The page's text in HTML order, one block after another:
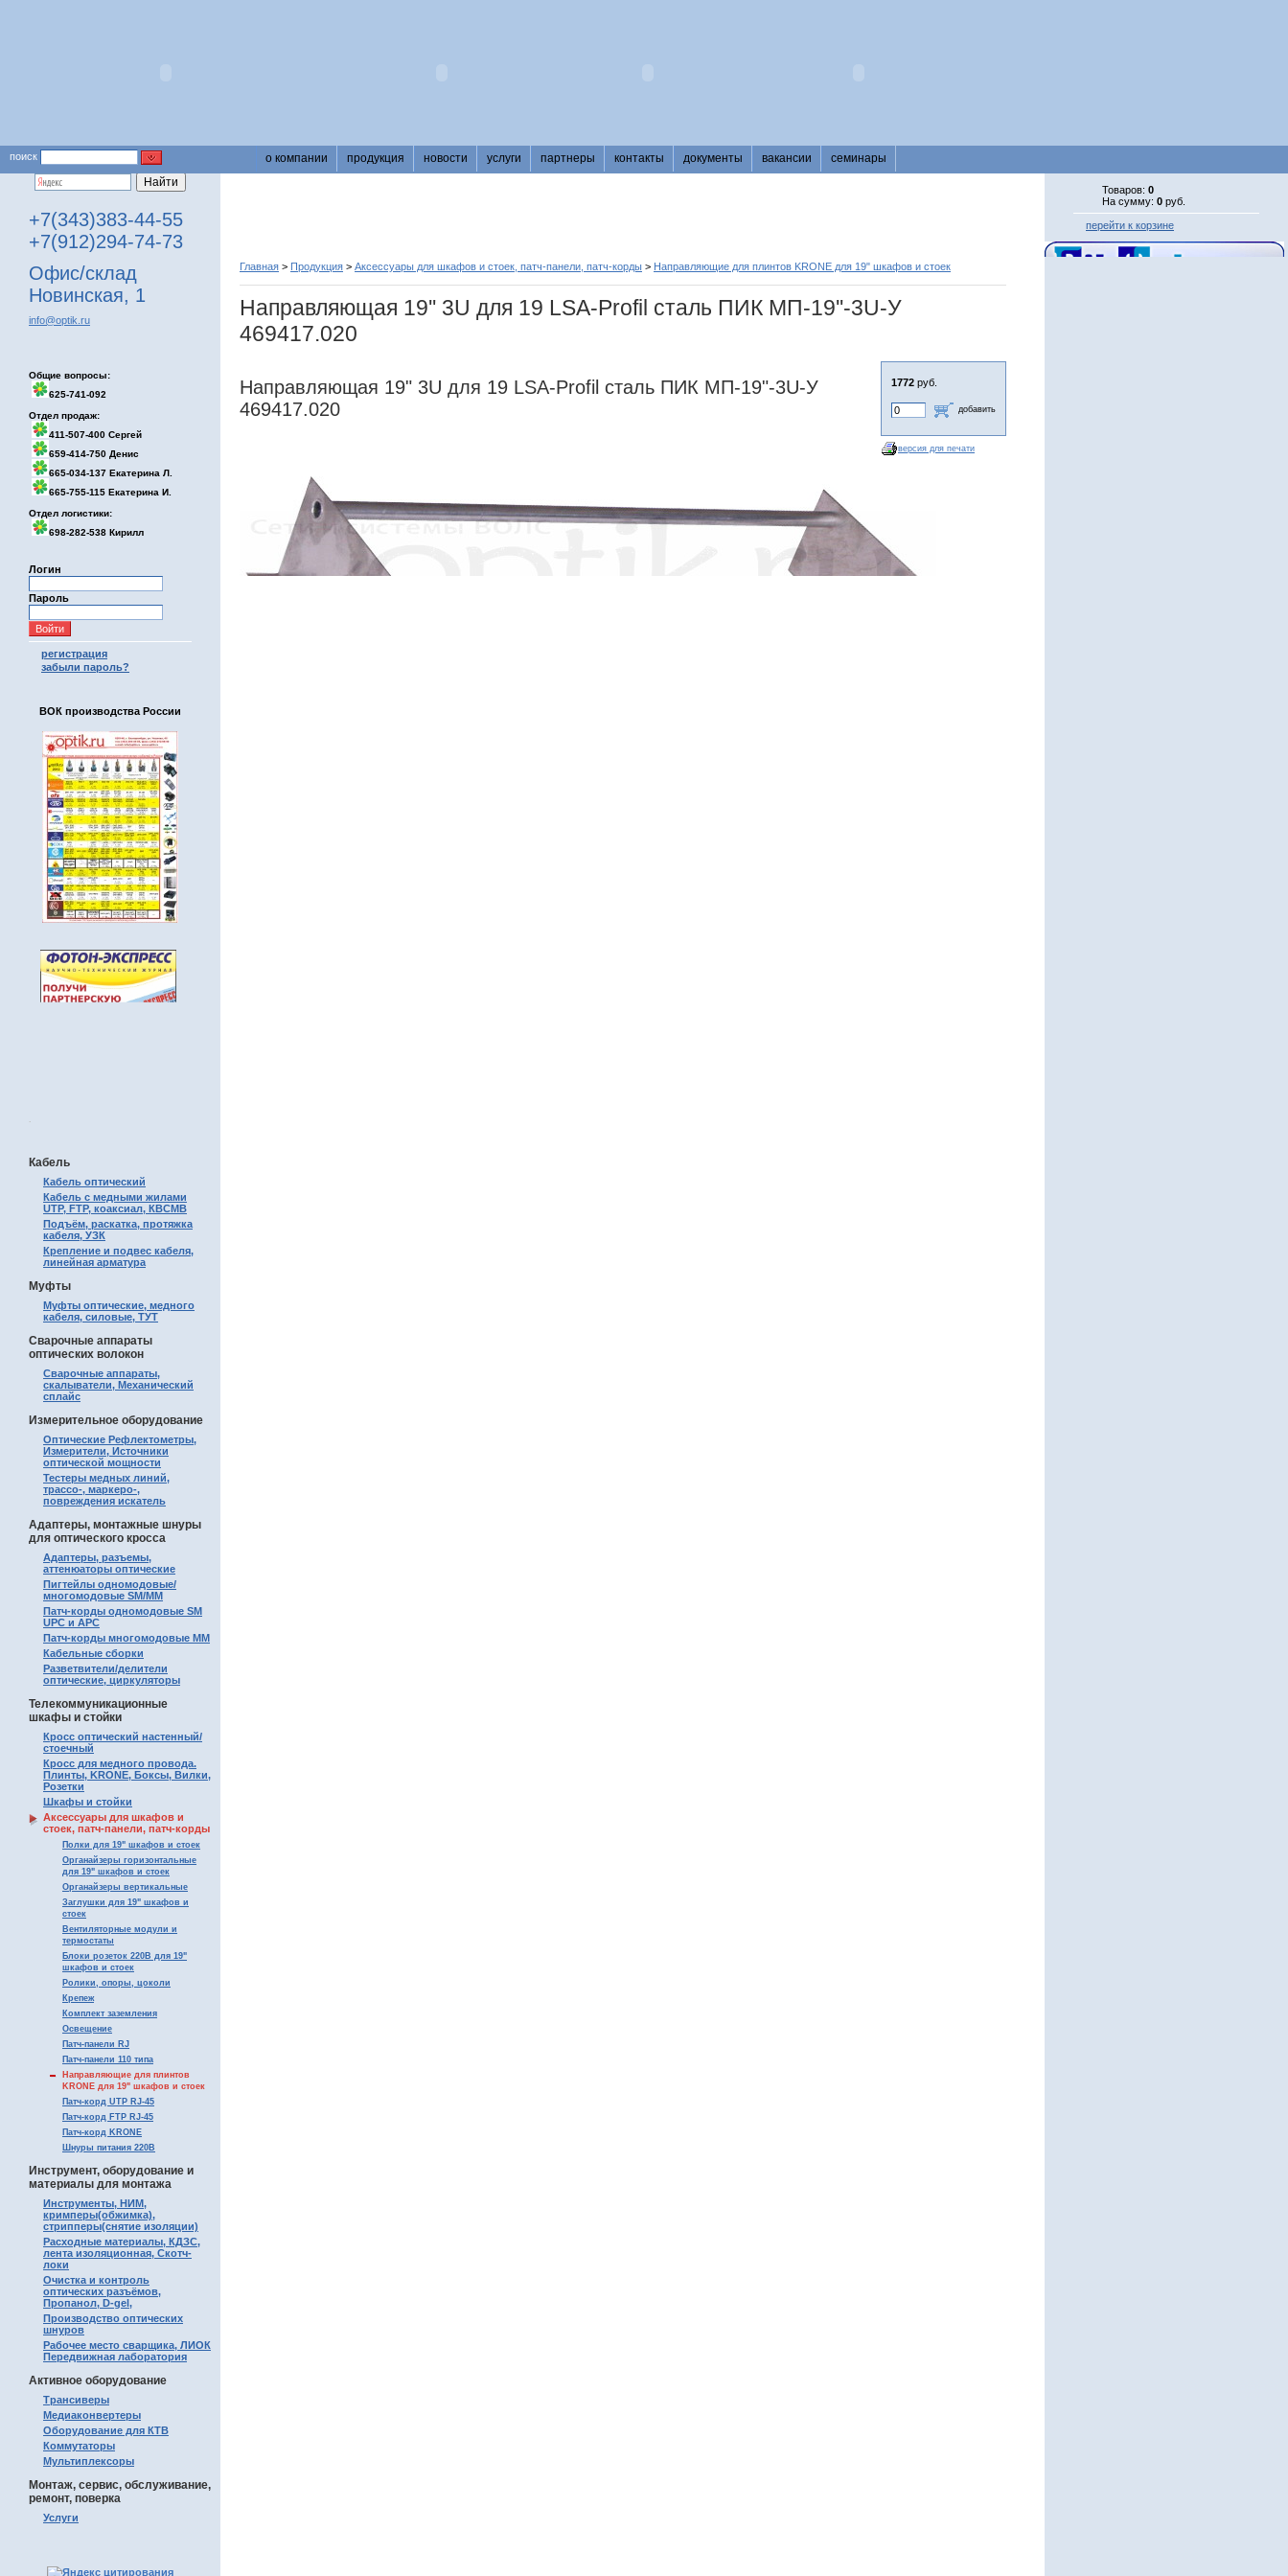
поиск о компании продукция новости услуги партнеры контакты документы вакансии семинары
+7(343)383-44-55
+7(912)294-74-73
Офис/склад
Новинская, 1
info@optik.ru
Общие вопросы:
625-741-092
Отдел продаж:
411-507-400 Сергей
659-414-750 Денис
665-034-137 Екатерина Л.
665-755-115 Екатерина И.
Отдел логистики:
698-282-538 Кирилл
Логин
Пароль
регистрация
забыли пароль?
ВОК производства России
.
Кабель
Кабель оптический
Кабель с медными жилами
UTP, FTP, коаксиал, КВСМВ
Подъём, раскатка, протяжка
кабеля, УЗК
Крепление и подвес кабеля,
линейная арматура
Муфты
Муфты оптические, медного
кабеля, силовые, ТУТ
Сварочные аппараты
оптических волокон
Сварочные аппараты,
скалыватели, Механический
сплайс
Измерительное оборудование
Оптические Рефлектометры,
Измерители, Источники
оптической мощности
Тестеры медных линий,
трассо-, маркеро-,
повреждения искатель
Адаптеры, монтажные шнуры
для оптического кросса
Адаптеры, разъемы,
аттенюаторы оптические
Пигтейлы одномодовые/
многомодовые SM/MM
Патч-корды одномодовые SM
UPC и APC
Патч-корды многомодовые MM
Кабельные сборки
Разветвители/делители
оптические, циркуляторы
Телекоммуникационные
шкафы и стойки
Кросс оптический настенный/
стоечный
Кросс для медного провода.
Плинты, KRONE, Боксы, Вилки,
Розетки
Шкафы и стойки
Аксессуары для шкафов и
стоек, патч-панели, патч-корды
Полки для 19" шкафов и стоек
Органайзеры горизонтальные
для 19" шкафов и стоек
Органайзеры вертикальные
Заглушки для 19" шкафов и
стоек
Вентиляторные модули и
термостаты
Блоки розеток 220В для 19"
шкафов и стоек
Ролики, опоры, цоколи
Крепеж
Комплект заземления
Освещение
Патч-панели RJ
Патч-панели 110 типа
Направляющие для плинтов
KRONE для 19" шкафов и стоек
Патч-корд UTP RJ-45
Патч-корд FTP RJ-45
Патч-корд KRONE
Шнуры питания 220В
Инструмент, оборудование и
материалы для монтажа
Инструменты, НИМ,
кримперы(обжимка),
стрипперы(снятие изоляции)
Расходные материалы, КДЗС,
лента изоляционная, Скотч-
локи
Очистка и контроль
оптических разъёмов,
Пропанол, D-gel,
Производство оптических
шнуров
Рабочее место сварщика, ЛИОК
Передвижная лаборатория
Активное оборудование
Трансиверы
Медиаконвертеры
Оборудование для КТВ
Коммутаторы
Мультиплексоры
Монтаж, сервис, обслуживание,
ремонт, поверка
Услуги
Главная > Продукция > Аксессуары для шкафов и стоек, патч-панели, патч-корды > Направляющие для плинтов KRONE для 19" шкафов и стоек
Направляющая 19'' 3U для 19 LSA-Profil сталь ПИК МП-19''-3U-У
469417.020
1772 руб.
добавить
версия для печати
Направляющая 19" 3U для 19 LSA-Profil сталь ПИК МП-19"-3U-У
469417.020
Товаров: 0
На сумму: 0 руб.
перейти к корзине